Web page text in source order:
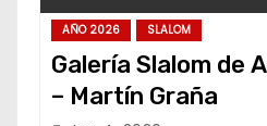
AÑO 2026 SLALOM
Galería Slalom de
– Martín Graña